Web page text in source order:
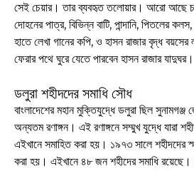
সেই চেয়ার। তার ব্যবহৃত তলোয়ার। আরো আছে
দোহনের পাত্র, বিভিন্ন বাটি, পান্দানি, পিতলের
হাতে লেখা গানের কপি, ও হাসন রাজার বৃদ্ধ বয়সের
ফেরার পথে ঘুরে যেতে পারবেন হাসন রাজার যাদুঘর।
ডলুরা শহীদদের সমাধি সৌধ
বাংলাদেশের মহান মুক্তিযুদ্ধে ডলুরা ছিল সুনামগঞ্জ
অন্যতম রণাঙ্গন। এই রণাঙ্গনে সম্মুখ যুদ্ধে যারা
এইখানে সমাহিত করা হয়। ১৯৭৩ সালে শহীদদের
করা হয়। এইখানে ৪৮ জন শহীদের সমাধি রয়েছে।